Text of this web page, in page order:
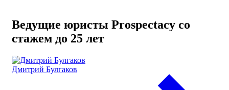
Ведущие юристы Prospectacy со
стажем до 25 лет
Дмитрий Булгаков